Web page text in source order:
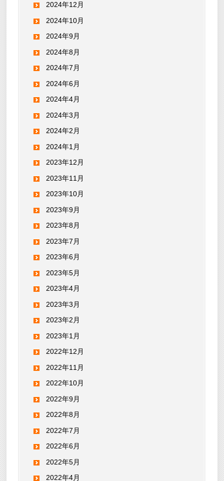
2024年12月
2024年10月
2024年9月
2024年8月
2024年7月
2024年6月
2024年4月
2024年3月
2024年2月
2024年1月
2023年12月
2023年11月
2023年10月
2023年9月
2023年8月
2023年7月
2023年6月
2023年5月
2023年4月
2023年3月
2023年2月
2023年1月
2022年12月
2022年11月
2022年10月
2022年9月
2022年8月
2022年7月
2022年6月
2022年5月
2022年4月